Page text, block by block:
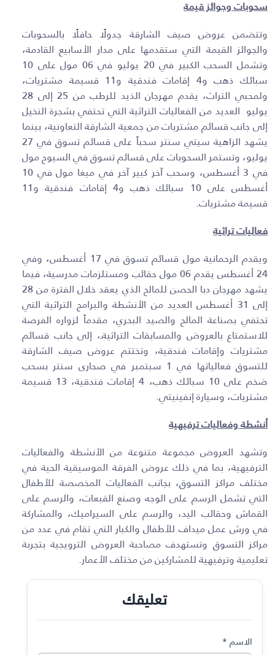
سحوبات وجوائز قيمة
وتتضمن عروض صيف الشارقة جدولًا حافلًا بالسحوبات
والجوائز القيمة التي ستقدمها على مدار الأسابيع القادمة،
وتشمل السحب الكبير في 20 يوليو في 06 مول على 10
سبائك ذهب و4 إقامات فندقية و11 قسيمة مشتريات،
ولمحبي التراث، يقدم مهرجان الذيد للرطب من 25 إلى 28
يوليو العديد من الفعاليات التراثية التي تحتفي بشجرة النخيل
إلى جانب قسائم مشتريات من جمعية الشارقة التعاونية، بينما
يشهد الزاهية سيتي سنتر سحباً على قسائم تسوق في 27
يوليو، وتستمر السحوبات على قسائم تسوق في السيوح مول
في 3 أغسطس، وسحب آخر كبير آخر في ميغا مول في 10
أغسطس على 10 سبائك ذهب و4 إقامات فندقية و11
قسيمة مشتريات.
فعاليات تراثية
ويقدم الرحمانية مول قسائم تسوق في 17 أغسطس، وفي
24 أغسطس يقدم 06 مول حقائب ومستلزمات مدرسية، فيما
يشهد مهرجان دبا الحصن للمالح الذي يعقد خلال الفترة من 28
إلى 31 أغسطس العديد من الأنشطة والبرامج التراثية التي
تحتفي بصناعة المالح والصيد البحري، مقدماً لزواره الفرصة
للاستمتاع بالعروض والمسابقات التراثيةـ، إلى جانب قسائم
مشتريات وإقامات فندقية، وتختتم عروض صيف الشارقة
للتسوق فعالياتها في 1 سبتمبر في صحارى سنتر بسحب
ضخم على 10 سبائك ذهب، 4 إقامات فندقية، 13 قسيمة
مشتريات، وسيارة إنفينيتي.
أنشطة وفعاليات ترفيهية
وتشهد العروض مجموعة متنوعة من الأنشطة والفعاليات
الترفيهية، بما في ذلك عروض الفرقة الموسيقية الحية في
مختلف مراكز التسوق، بجانب الفعاليات المخصصة للأطفال
التي تشمل الرسم على الوجه وصنع القبعات، والرسم على
القماش وحقائب اليد، والرسم على السيراميك، والمشاركة
في ورش عمل ميداف للأطفال والكبار التي تقام في عدد من
مراكز التسوق وتستهدف مصاحبة العروض الترويجية بتجربة
تعليمية وترفيهية للمشاركين من مختلف الأعمار.
تعليقك
الاسم *